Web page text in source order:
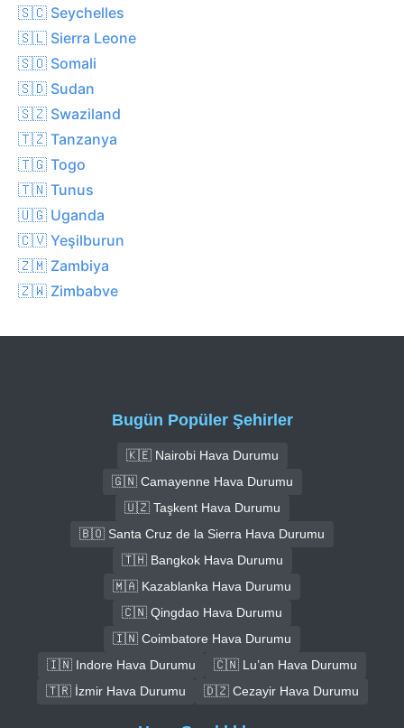
🇸🇨 Seychelles
🇸🇱 Sierra Leone
🇸🇴 Somali
🇸🇩 Sudan
🇸🇿 Swaziland
🇹🇿 Tanzanya
🇹🇬 Togo
🇹🇳 Tunus
🇺🇬 Uganda
🇨🇻 Yeşilburun
🇿🇲 Zambiya
🇿🇼 Zimbabve
Bugün Popüler Şehirler
🇰🇪 Nairobi Hava Durumu
🇬🇳 Camayenne Hava Durumu
🇺🇿 Taşkent Hava Durumu
🇧🇴 Santa Cruz de la Sierra Hava Durumu
🇹🇭 Bangkok Hava Durumu
🇲🇦 Kazablanka Hava Durumu
🇨🇳 Qingdao Hava Durumu
🇮🇳 Coimbatore Hava Durumu
🇮🇳 Indore Hava Durumu
🇨🇳 Lu’an Hava Durumu
🇹🇷 İzmir Hava Durumu
🇩🇿 Cezayir Hava Durumu